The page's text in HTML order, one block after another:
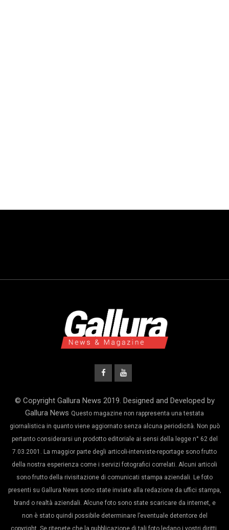
© Copyright Gallura News 2019. Designed and Developed by
Gallura News Questo magazine non rappresenta una testata
giornalistica in quanto viene aggiornato senza alcuna periodicità. Non può
pertanto considerarsi un prodotto editoriale ai sensi della legge n° 62 del
7.03.2001. La maggior parte degli articoli-interviste-reportage sono frutto
della nostra esperienza come i servizi fotografici correlati. Alcuni articoli
sono frutto della rivisitazione di comunicati stampa aziendali. Le foto
presenti su Gallura News sono state inviate alla redazione da uffici stampa,
brand o realtà aziendali. Alcune foto sono state scaricare da internet, e
non è stato quindi possibile determinare l’eventuale detentore del